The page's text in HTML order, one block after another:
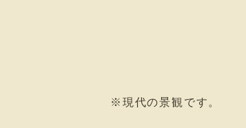
※現代の景観です。